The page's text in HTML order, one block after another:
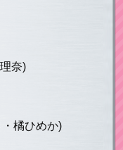
奈)
橘ひめか)